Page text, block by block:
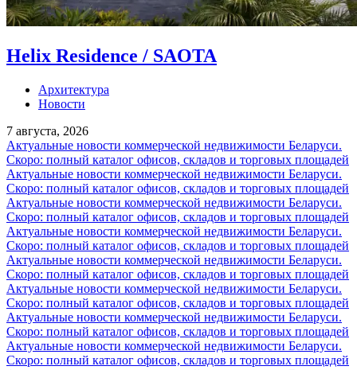
Helix Residence / SAOTA
Архитектура
Новости
7 августа, 2026
Актуальные новости коммерческой недвижимости Беларуси.
Скоро: полный каталог офисов, складов и торговых площадей
Актуальные новости коммерческой недвижимости Беларуси.
Скоро: полный каталог офисов, складов и торговых площадей
Актуальные новости коммерческой недвижимости Беларуси.
Скоро: полный каталог офисов, складов и торговых площадей
Актуальные новости коммерческой недвижимости Беларуси.
Скоро: полный каталог офисов, складов и торговых площадей
Актуальные новости коммерческой недвижимости Беларуси.
Скоро: полный каталог офисов, складов и торговых площадей
Актуальные новости коммерческой недвижимости Беларуси.
Скоро: полный каталог офисов, складов и торговых площадей
Актуальные новости коммерческой недвижимости Беларуси.
Скоро: полный каталог офисов, складов и торговых площадей
Актуальные новости коммерческой недвижимости Беларуси.
Скоро: полный каталог офисов, складов и торговых площадей